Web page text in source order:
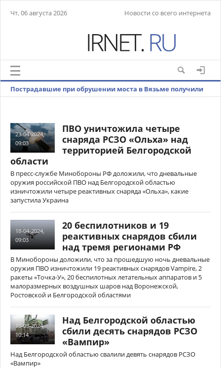
Чт, 06 августа 2026 Новости со всего интернета
Пострадавшие при обрушении моста в Вязьме получили
23-04-2024,
09:03
ПВО уничтожила четыре
снаряда РСЗО «Ольха» над
территорией Белгородской
области
В пресс-службе Минобороны РФ доложили, что дневальные
оружия российской ПВО над Белгородской областью
изничтожили четыре реактивных снаряда «Ольха», какие
запустила Украина
18-04-2024,
09:03
20 беспилотников и 19
реактивных снарядов сбили
над тремя регионами РФ
В Минобороны доложили, что за прошедшую ночь дневальные
оружия ПВО изничтожили 19 реактивных снарядов Vampire, 2
ракеты «Точка-У», 20 беспилотных летательных аппаратов и 5
малоразмерных воздушных шаров над Воронежской,
Ростовской и Белгородской областями
18-03-2024,
10:14
Над Белгородской областью
сбили десять снарядов РСЗО
«Вампир»
Над Белгородской областью свалили девять снарядов РСЗО
«Вампир»